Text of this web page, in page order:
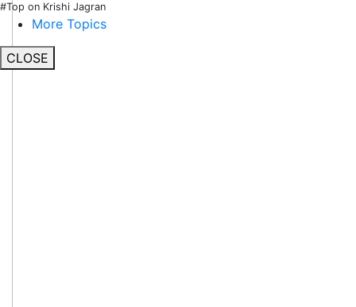
#Top on Krishi Jagran
More Topics
CLOSE